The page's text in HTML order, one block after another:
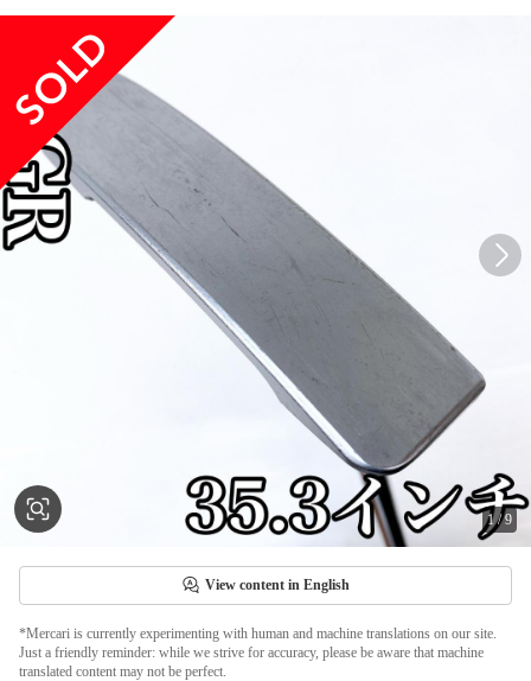
1/9
View content in English
*Mercari is currently experimenting with human and machine translations on our site.
Just a friendly reminder: while we strive for accuracy, please be aware that machine
translated content may not be perfect.